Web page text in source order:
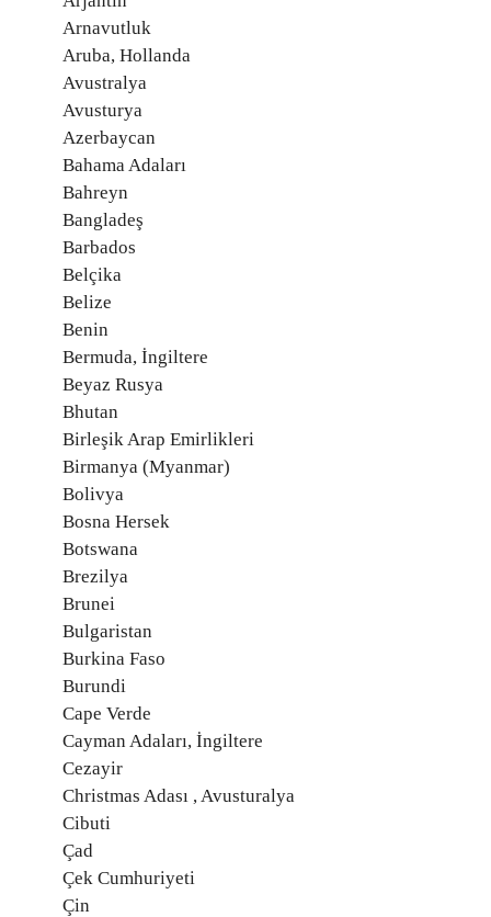
Arnavutluk
Aruba, Hollanda
Avustralya
Avusturya
Azerbaycan
Bahama Adaları
Bahreyn
Bangladeş
Barbados
Belçika
Belize
Benin
Bermuda, İngiltere
Beyaz Rusya
Bhutan
Birleşik Arap Emirlikleri
Birmanya (Myanmar)
Bolivya
Bosna Hersek
Botswana
Brezilya
Brunei
Bulgaristan
Burkina Faso
Burundi
Cape Verde
Cayman Adaları, İngiltere
Cezayir
Christmas Adası , Avusturalya
Cibuti
Çad
Çek Cumhuriyeti
Çin